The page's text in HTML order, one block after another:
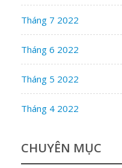
Tháng 7 2022
Tháng 6 2022
Tháng 5 2022
Tháng 4 2022
CHUYÊN MỤC